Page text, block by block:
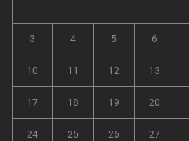
3 4 5 6
10 11 12 13
17 18 19 20
24 25 26 27